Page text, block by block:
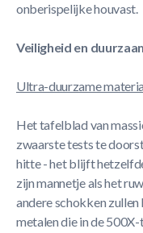
onberispelijke houvast.
Veiligheid en
Ultra-duurzame
Het tafelblad van
zwaarste tests te
hitte - het blijft
zijn mannetje als het
andere schokken
metalen die in de